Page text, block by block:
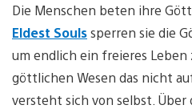
Die Menschen beten ihre
Eldest Soulssperren sie die
um endlich ein freieres Leben
göttlichen Wesen das nicht
versteht sich von selbst. Über